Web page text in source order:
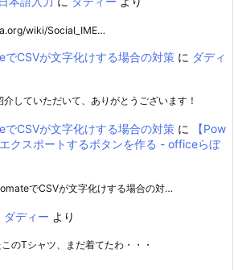
wiki/Social_IME…
CSVが文字化けする場合の対策に ダディ
していただいて、ありがとうございます！
CSVが文字化けする場合の対策に
【Pow
クスポートするボタンを作る - officeらぼ
でCSVが文字化けする場合の対…
ダディー より
のTシャツ、まだ着てたわ・・・